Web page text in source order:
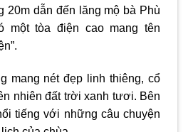
20m dẫn đến lăng mộ bà Phù
một tòa điện cao mang tên
mang nét đẹp linh thiêng, cổ
nhiên đất trời xanh tươi. Bên
tiếng với những câu chuyện